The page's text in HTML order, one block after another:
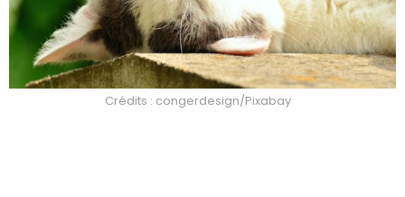
Crédits : congerdesign/Pixabay